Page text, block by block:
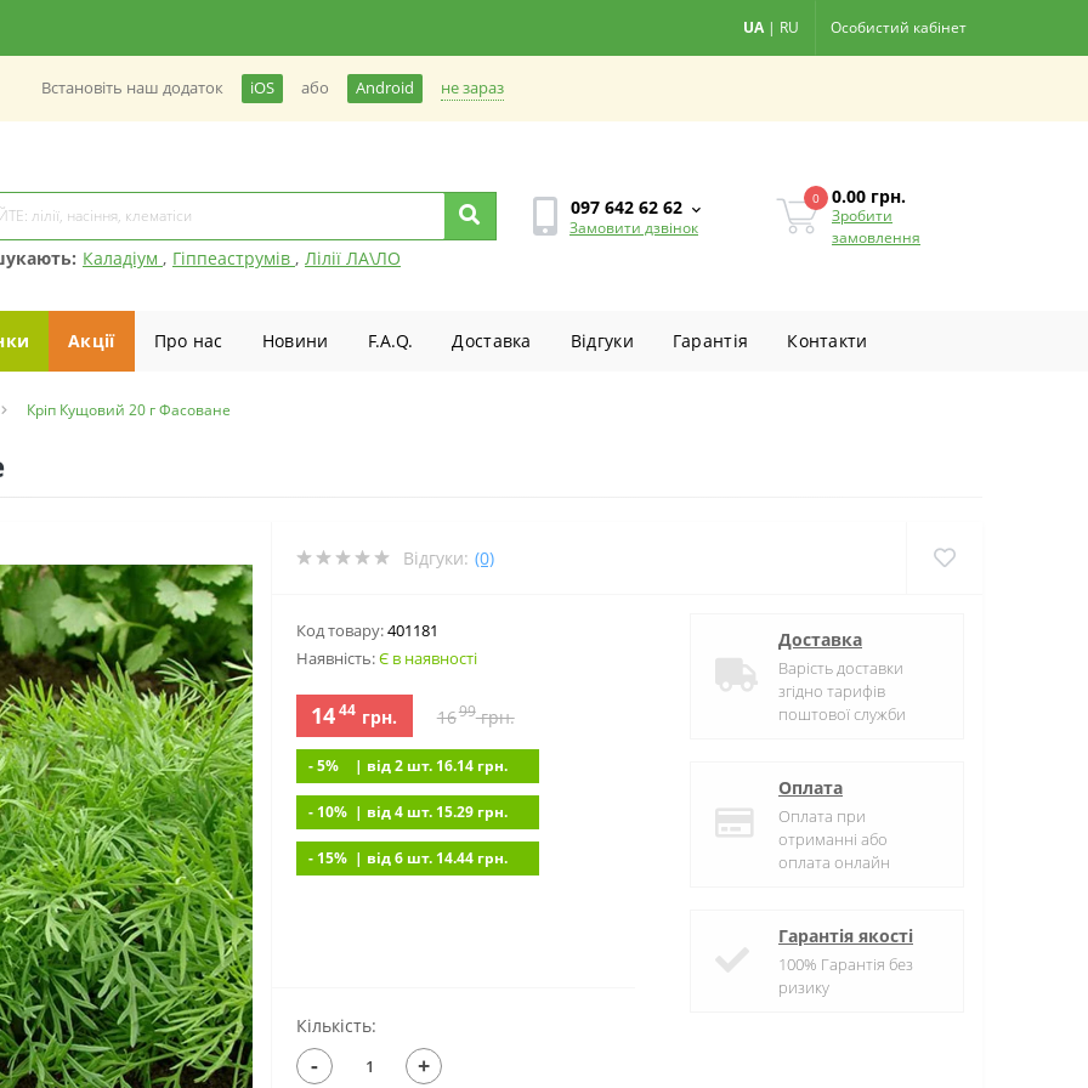
UA | RU Особистий кабінет
Встановiть наш додаток iOS або Android не зараз
Каладіум , Гіппеаструмів , Лілії ЛА\ЛО
097 642 62 62
Замовити дзвінок
0 0.00 грн.
Зробити
замовлення
Акції Про нас Новини F.A.Q. Доставка Вiдгуки Гарантiя Контакти
Кріп Кущовий 20 г Фасоване
Відгуки: (0)
Код товару:401181
Наявність:Є в наявності
1444 грн. 1699грн.
- 5% | вiд 2 шт. 16.14 грн.
- 10% | вiд 4 шт. 15.29 грн.
- 15% | вiд 6 шт. 14.44 грн.
Доставка
Варість доставки
згідно тарифів
поштової служби
Оплата
Оплата при
отриманні або
оплата онлайн
Гарантія якості
100% Гарантія без
ризику
Кількість:
- +